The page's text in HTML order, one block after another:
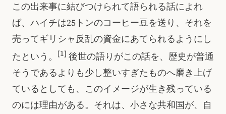
この出来事に結びつけられて語られる話によれ
ば、ハイチは25トンのコーヒー豆を送り、それを
売ってギリシャ反乱の資金にあてられるようにし
たという。
[1] 後世の語りがこの話を、歴史が普通
そうであるよりも少し整いすぎたものへ磨き上げ
ているとしても、このイメージが生き残っている
のには理由がある。それは、小さな共和国が、自